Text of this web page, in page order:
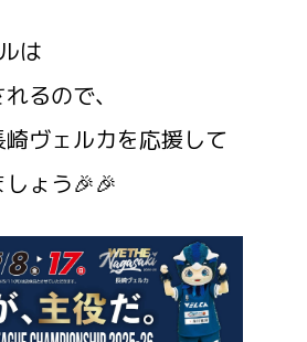
は
るので、
ヴェルカを応援して
ょう🎉🎉